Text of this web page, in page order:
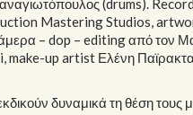
(drums).
Mastering Studios,
– dop – editing από τον
up artist Ελένη
δυναμικά τη θέση